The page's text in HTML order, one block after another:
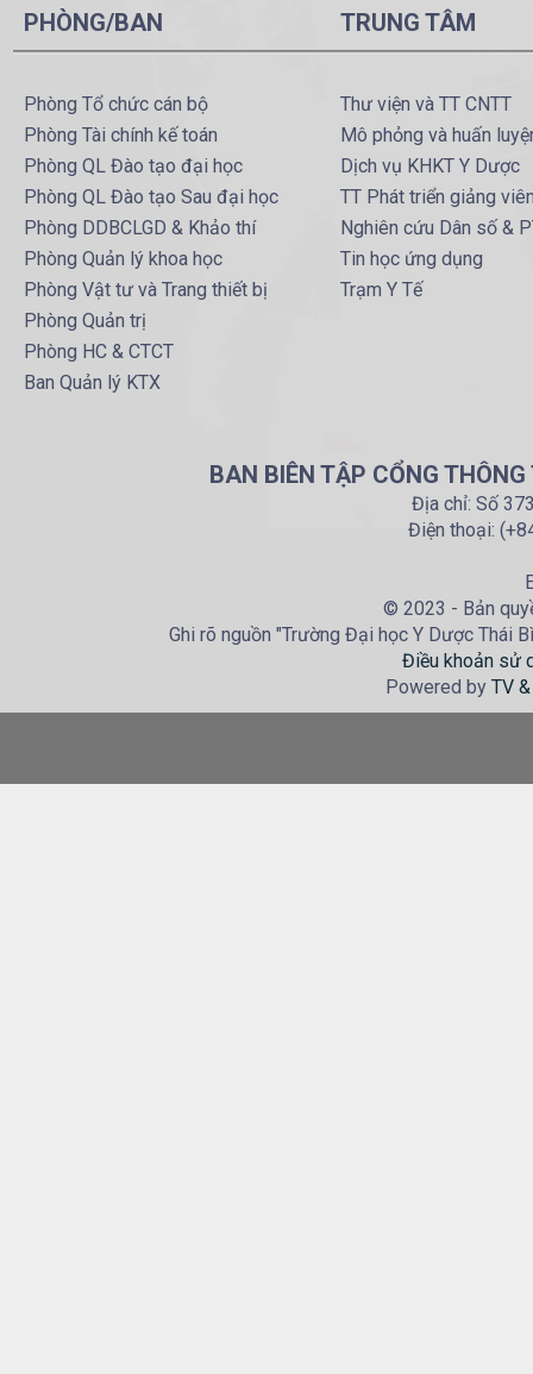
PHÒNG/BAN
Phòng Tổ chức cán bộ
Phòng Tài chính kế toán
Phòng QL Đào tạo đại học
Phòng QL Đào tạo Sau đại học
Phòng DDBCLGD & Khảo thí
Phòng Quản lý khoa học
Phòng Vật tư và Trang thiết bị
Phòng Quản trị
Phòng HC & CTCT
Ban Quản lý KTX
TRUNG TÂM
Thư viện và TT CNTT
Mô phỏng và huấn
Dịch vụ KHKT Y Dược
TT Phát triển giảng
Nghiên cứu Dân số &
Tin học ứng dụng
Trạm Y Tế
BAN BIÊN TẬP CỔNG
Địa chỉ: Số
Điện thoại:
© 2023 - Bản
Ghi rõ nguồn "Trường Đại học Y Dược Thái
Điều khoản sử
Powered by TV